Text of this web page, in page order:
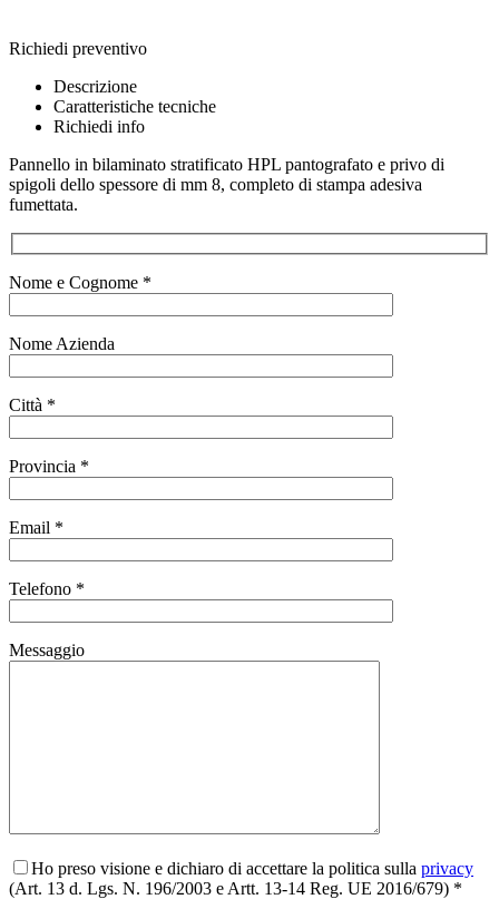
Richiedi preventivo
Descrizione
Caratteristiche tecniche
Richiedi info
Pannello in bilaminato stratificato HPL pantografato e privo di
spigoli dello spessore di mm 8, completo di stampa adesiva
fumettata.
Nome e Cognome *
Nome Azienda
Città *
Provincia *
Email *
Telefono *
Messaggio
Ho preso visione e dichiaro di accettare la politica sulla privacy
(Art. 13 d. Lgs. N. 196/2003 e Artt. 13-14 Reg. UE 2016/679) *